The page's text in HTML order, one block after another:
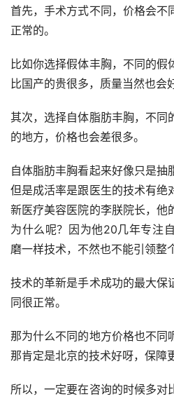
首先，手术方式不同，价格会不
正常的。
比如你选择假体丰胸，不同的假
比国产的贵很多，质量当然也会
其次，选择自体脂肪丰胸，不同
的地方，价格也会差很多。
自体脂肪丰胸看起来好像只是抽
但是成活率是跟医生的技术有绝
新医疗美容医院的李朕院长，他
为什么呢？因为他20几年专注
磨一样技术，不然也不能引领整
技术的革新是手术成功的最大保
同很正常。
那为什么不同的地方价格也不同
那肯定是北京的技术好呀，保障
所以，一定要在咨询的时候多对